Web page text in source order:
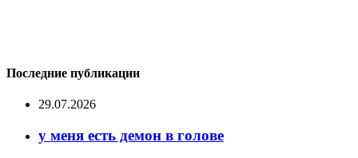
Последние публикации
29.07.2026
у меня есть демон в голове